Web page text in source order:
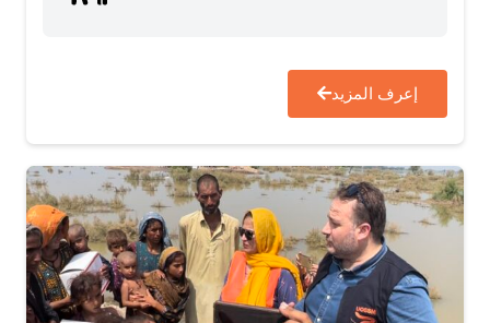
إعرف المزيد